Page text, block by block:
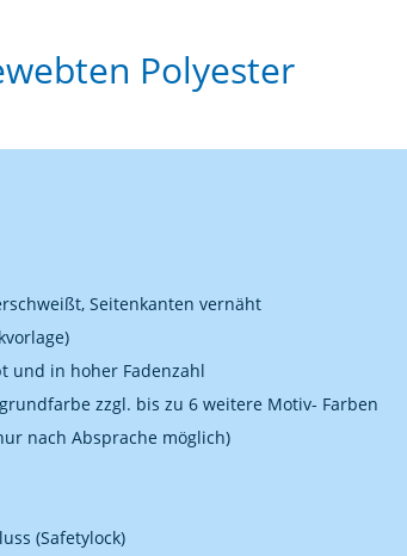
Polyester
Seitenkanten vernäht
und in hoher Fadenzahl
zzgl. bis zu 6 weitere Motiv- Farben
nach Absprache möglich)
(Safetylock)